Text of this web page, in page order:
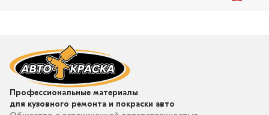
Профессиональные материалы
для кузовного ремонта и покраски авто